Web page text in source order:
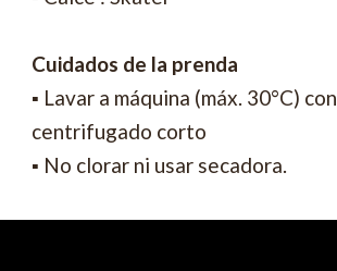
Cuidados de la prenda
▪ Lavar a máquina (máx. 30°C) con
centrifugado corto
▪ No clorar ni usar secadora.